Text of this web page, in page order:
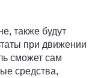
также будут
при движении
сможет сам
средства,